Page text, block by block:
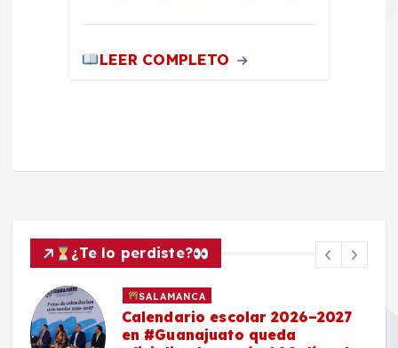
LEER COMPLETO
¿Te lo perdiste?
SALAMANCA
Calendario escolar 2026–2027
en #Guanajuato queda